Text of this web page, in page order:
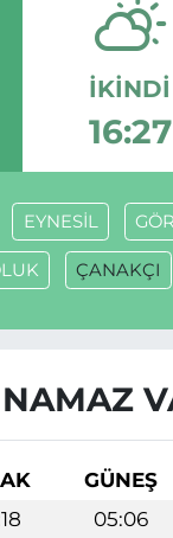
İKINDI
16:27
EYNESİL
ÇANAKÇI
GÜNEŞ
05:06